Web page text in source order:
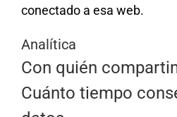
conectado a esa web.
Analítica
Con quién
Cuánto tiempo